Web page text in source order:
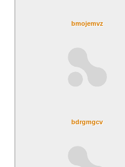
bmojemvz
bdrgmgcv